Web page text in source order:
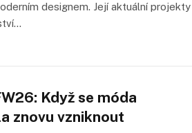
designem. Její aktuální projekty
Když se móda
znovu vzniknout